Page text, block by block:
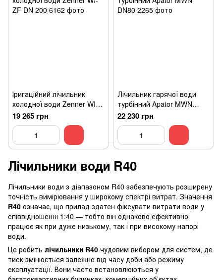
Іригаційний лічильник
холодної води Zenner WI-
ZF DN 200
19 265 грн
Лічильник гарячої води
турбінний Apator MWN
DN80
22 230 грн
Лічильники води R40
Лічильники води з діапазоном R40 забезпечують розширену
точність вимірювання у широкому спектрі витрат. Значення
R40 означає, що прилад здатен фіксувати витрати води у
співвідношенні 1:40 — тобто він однаково ефективно
працює як при дуже низькому, так і при високому напорі
води.
Це робить лічильники R40 чудовим вибором для систем, де
тиск змінюється залежно від часу доби або режиму
експлуатації. Вони часто встановлюються у